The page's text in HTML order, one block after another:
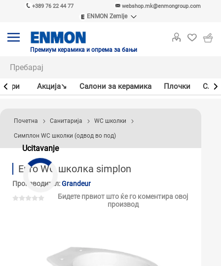
+389 76 22 44 77 webshop.mk@enmongroup.com
ENMON Zemlje
ENMON MKD
Премиум керамика и опрема за бањи
Акцијa↘ Салони за керамика Плочки
Ucitavanje
Почетна Санитарија WC школки
Симплон WC школки (одвод во под)
Euro WC школка simplon
Производител:Grandeur
Бидете првиот што ќе го коментира овој
производ